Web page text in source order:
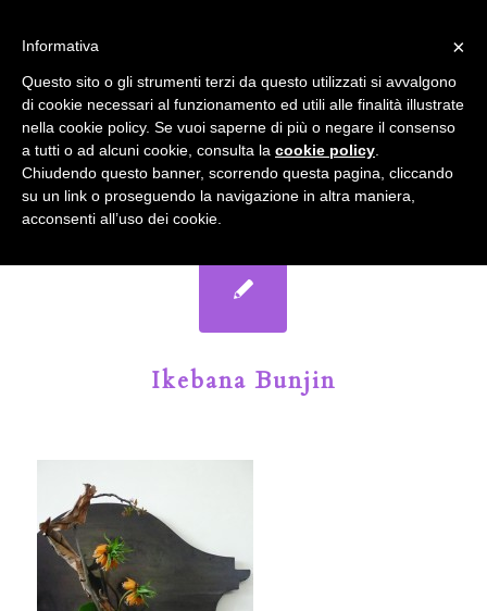
Il Blog del Garden Club di Bologna
Ikebana Bunjin
accetta l'uso dei cookies previsto nella pagina dedicata.
Fai clic per abilitare/disabilitare il tracciamento di
Google Analytics.
OK Privacy e cookie policy
×
Informativa
Questo sito o gli strumenti terzi da questo utilizzati si avvalgono
di cookie necessari al funzionamento ed utili alle finalità illustrate
nella cookie policy. Se vuoi saperne di più o negare il consenso
a tutti o ad alcuni cookie, consulta la cookie policy
Chiudendo questo banner, scorrendo questa pagina, cliccando
su un link o proseguendo la navigazione in altra maniera,
acconsenti all’uso dei cookie.